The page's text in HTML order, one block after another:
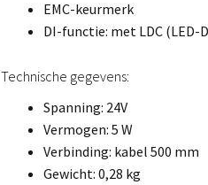
EMC-keurmerk
DI-functie: met LDC
Technische gegevens:
Spanning: 24V
Vermogen: 5 W
Verbinding: kabel 500 mm
Gewicht: 0,28 kg